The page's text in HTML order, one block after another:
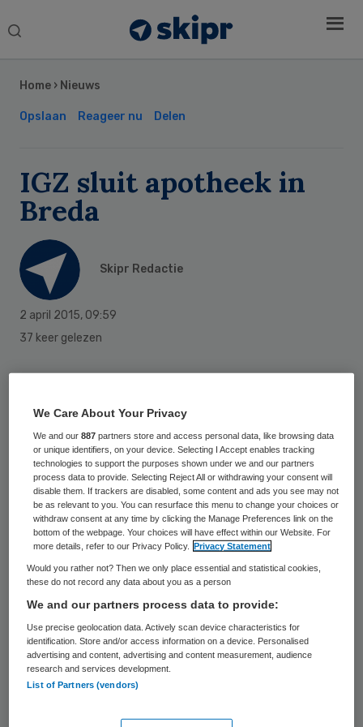
Search
Home › Nieuws
Opslaan Reageer nu Delen
IGZ sluit apotheek in
Breda
Skipr Redactie
2 april 2015, 09:59
37 keer gelezen
(IGZ) heeft apotheker Van Loon, eigenaar
van Apotheek Princenhage in Breda het
bevel gegeven om zijn werkzaamheden als
apotheker te beëindigen.
Dit betekent dat Van Loon met ingang van
31 maart geen recepten meer aannemen,
geneesmiddelen ter hand stellen aan
patiënten en farmaceutische zorg verlenen.
Tijdens een onaangekondigd bezoek op 24
maart constateerde de IGZrisico’s voor de
patiëntveiligheid
Sidebar
We Care About Your Privacy
We and our887 partners store and access personal data, like browsing data
or unique identifiers, on your device. Selecting I Accept enables tracking
technologies to support the purposes shown under we and our partners
process data to provide. Selecting Reject All or withdrawing your consent will
disable them. If trackers are disabled, some content and ads you see may not
be as relevant to you. You can resurface this menu to change your choices or
withdraw consent at any time by clicking the Manage Preferences link on the
bottom of the webpage. Your choices will have effect within our Website. For
more details, refer to our Privacy Policy.
Privacy Statement
Would you rather not? Then we only place essential and statistical cookies,
these do not record any data about you as a person
We and our partners process data to provide:
Use precise geolocation data. Actively scan device characteristics for
identification. Store and/or access information on a device. Personalised
advertising and content, advertising and content measurement, audience
research and services development.
List of Partners (vendors)